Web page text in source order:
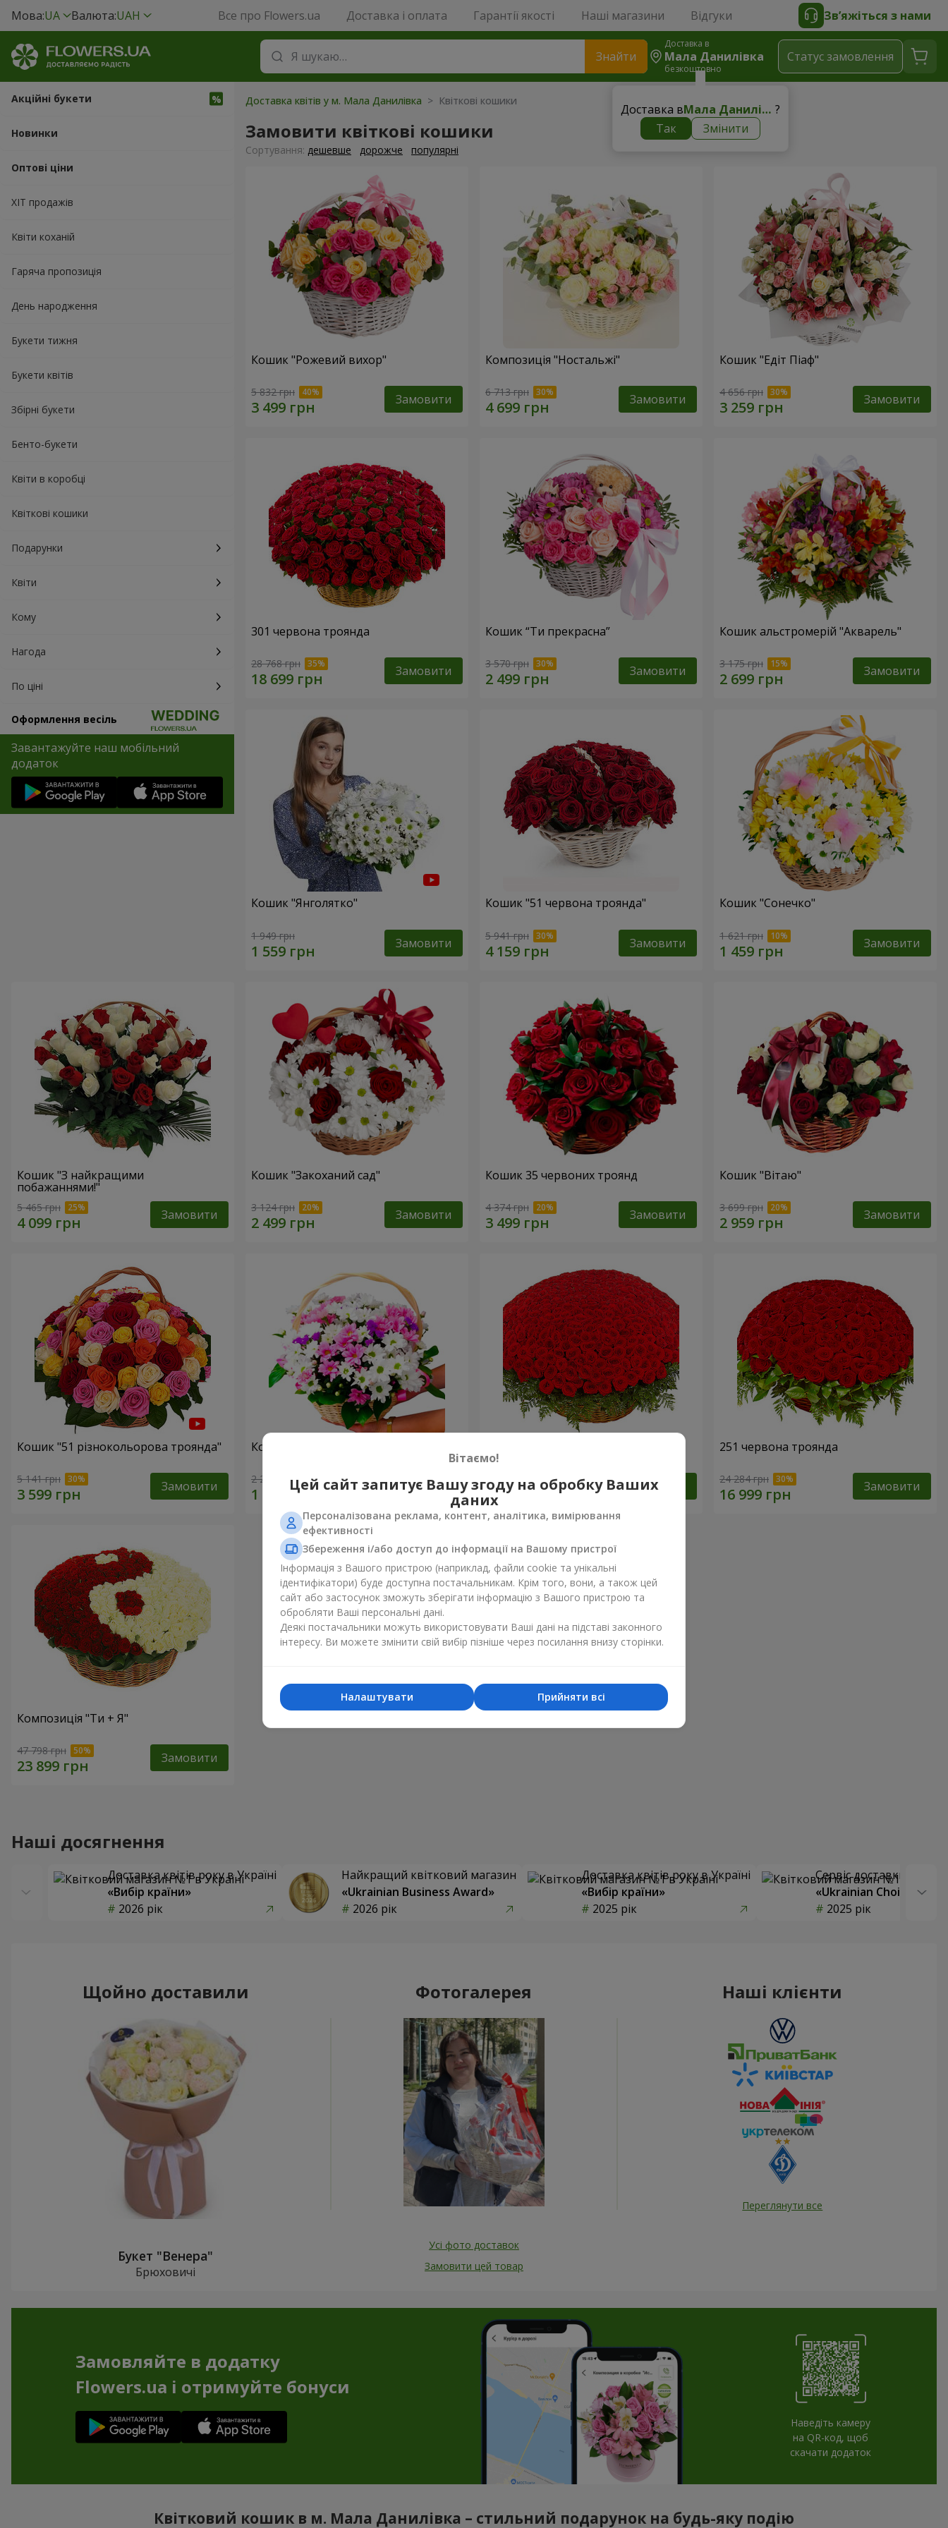
Мова:UA Валюта:UAH Все про Flowers.ua Доставка і оплата Гарантії якості Наші магазини Відгуки Зв’яжіться з нами
Знайти
Доставка в
Мала Данилівка
безкоштовно
Доставка в Мала Данилівка ?
Так
Змінити
Статус замовлення
Акційні букети
Новинки
Оптові ціни
ХІТ продажів
Квіти коханій
Гаряча пропозиція
День народження
Букети тижня
Букети квітів
Збірні букети
Бенто-букети
Квіти в коробці
Квіткові кошики
Подарунки
Квіти
Кому
Нагода
По ціні
Оформлення весіль
Завантажуйте наш мобільний
додаток
Доставка квітів у м. Мала Данилівка > Квіткові кошики
Замовити квіткові кошики
Сортування: дешевше дорожче популярні
Кошик "Рожевий вихор"
5 832 грн Замовити
Композиція "Ностальжі"
6 713 грн Замовити
Кошик "Едіт Піаф"
4 656 грн Замовити
301 червона троянда
28 768 грн Замовити
Кошик “Ти прекрасна”
3 570 грн Замовити
Кошик альстромерій "Акварель"
3 175 грн Замовити
Кошик "Янголятко"
1 949 грн Замовити
Кошик "51 червона троянда"
5 941 грн Замовити
Кошик "Сонечко"
1 621 грн Замовити
Кошик "З найкращими
побажаннями!"
5 465 грн Замовити
Кошик "Закоханий сад"
3 124 грн Замовити
Кошик 35 червоних троянд
4 374 грн Замовити
Кошик "Вітаю"
3 699 грн Замовити
Кошик "51 різнокольорова троянда"
5 141 грн Замовити
Кошик хризантем "Яскрава галявина"
2 234 грн Замовити 56 362 грн Замовити
251 червона троянда
24 284 грн Замовити
Композиція "Ти + Я"
47 798 грн Замовити
Наші досягнення
Доставка квітів року в Україні
«Вибір країни»
2026 рік
Найкращий квітковий магазин
«Ukrainian Business Award»
2026 рік
Доставка квітів року в Україні
«Вибір країни»
2025 рік
Сервіс доставки квітів
«Ukrainian Choice»
2025 рік
Щойно доставили
Букет "Венера"
Брюховичі
Фотогалерея
Усі фото доставок
Замовити цей товар
Наші клієнти
Переглянути все
Замовляйте в додатку
Flowers.ua і отримуйте бонуси
Наведіть камеру
на QR-код, щоб
скачати додаток
Квітковий кошик в м. Мала Данилівка – стильний подарунок на будь-яку подію
Вітаємо!
Цей сайт запитує Вашу згоду на обробку Ваших
даних
Персоналізована реклама, контент, аналітика, вимірювання
ефективності
Збереження і/або доступ до інформації на Вашому пристрої
Інформація з Вашого пристрою (наприклад, файли cookie та унікальні
ідентифікатори) буде доступна постачальникам. Крім того, вони, а також цей
сайт або застосунок зможуть зберігати інформацію з Вашого пристрою та
обробляти Ваші персональні дані.
Деякі постачальники можуть використовувати Ваші дані на підставі законного
інтересу. Ви можете змінити свій вибір пізніше через посилання внизу сторінки.
Прийняти всі
Налаштувати